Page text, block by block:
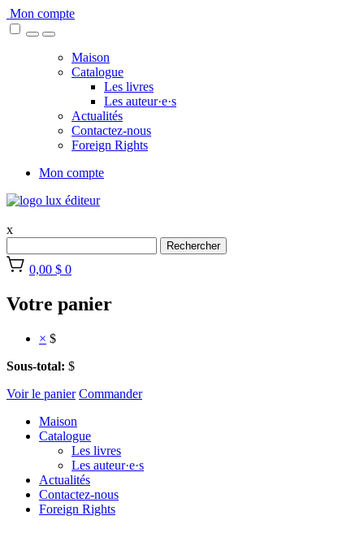
Skip
to
Mon compte
Maison
Catalogue
Les livres
Les auteur·e·s
Actualités
Contactez-nous
Foreign Rights
Mon compte
x
Rechercher
0,00 $ 0
Votre panier
× $
Sous-total: $
Voir le panier Commander
Maison
Catalogue
Les livres
Les auteur·e·s
Actualités
Contactez-nous
Foreign Rights